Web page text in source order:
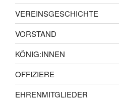
VEREINSGESCHICHTE
VORSTAND
KÖNIG:INNEN
OFFIZIERE
EHRENMITGLIEDER